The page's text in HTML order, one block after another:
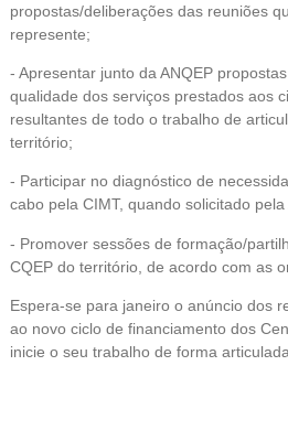
propostas/deliberações das reuniões
represente;
- Apresentar junto da ANQEP
qualidade dos serviços prestados aos
resultantes de todo o trabalho de
território;
- Participar no diagnóstico de
cabo pela CIMT, quando solicitado pela
- Promover sessões de formação/
CQEP do território, de acordo com as
Espera-se para janeiro o anúncio dos
ao novo ciclo de financiamento dos
inicie o seu trabalho de forma articulada.